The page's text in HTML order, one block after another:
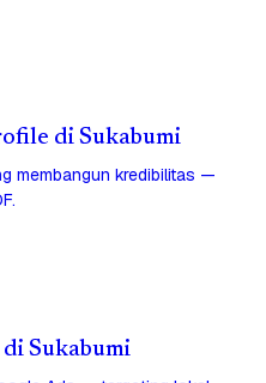
di Sukabumi
membangun kredibilitas —
Sukabumi